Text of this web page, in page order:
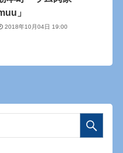
」
2018年10月04日 19:00